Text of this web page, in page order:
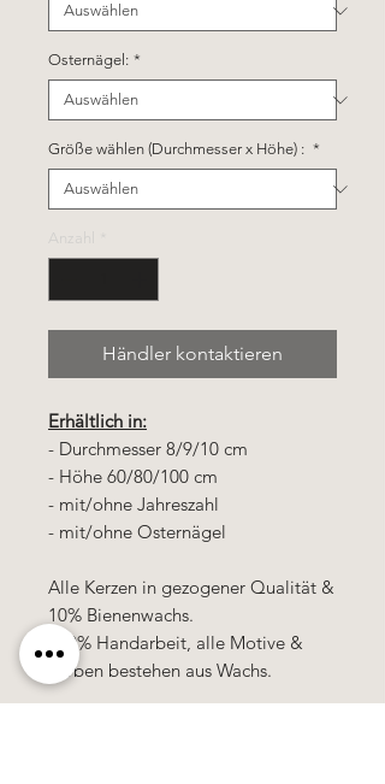
Osternägel: *
Größe wählen (Durchmesser x Höhe) : *
Anzahl
Händler kontaktieren
Erhältlich in:
- Durchmesser 8/9/10 cm
- Höhe 60/80/100 cm
- mit/ohne Jahreszahl
- mit/ohne Osternägel
Alle Kerzen in gezogener Qualität &
10% Bienenwachs.
100% Handarbeit, alle Motive &
Farben bestehen aus Wachs.